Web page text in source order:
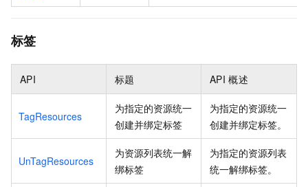
标签
API 标题 API 概述
TagResources
为指定的资源统一
创建并绑定标签
为指定的资源统一
创建并绑定标签。
UnTagResources
为资源列表统一解
绑标签
为指定的资源列表
统一解绑标签。